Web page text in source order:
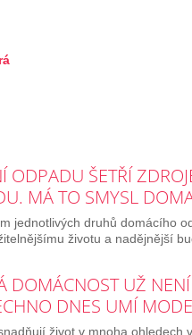
ODPADU ŠETŘÍ
MÁ TO SMYSL
jednotlivých druhů domácího
životu a nadějnější
DOMÁCNOST UŽ NENÍ
DNES UMÍ
život v mnoha ohledech